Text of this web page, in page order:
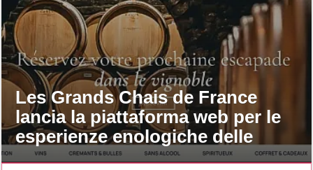
Les Grands Chais de France
lancia la piattaforma web per le
esperienze enologiche delle
maison